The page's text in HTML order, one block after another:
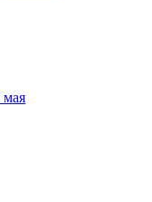
мая